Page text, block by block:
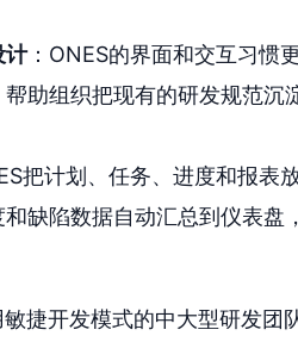
计：ONES的界面和交互习惯
助组织把现有的研发规范沉
把计划、任务、进度和报表
缺陷数据自动汇总到仪表盘
敏捷开发模式的中大型研发